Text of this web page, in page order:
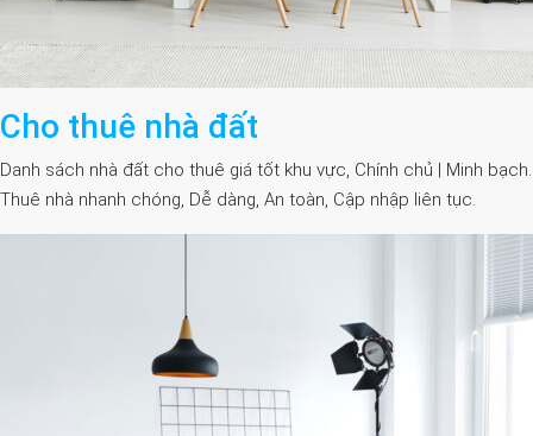
Cho thuê nhà đất
Danh sách nhà đất cho thuê giá tốt khu vực, Chính chủ | Minh bạch.
Thuê nhà nhanh chóng, Dễ dàng, An toàn, Cập nhập liên tục.